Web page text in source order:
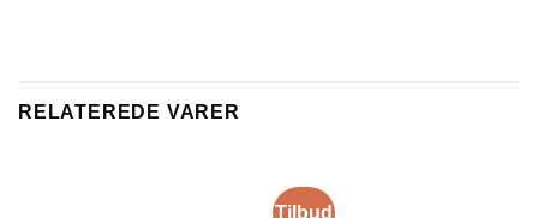
RELATEREDE VARER
Tilbud